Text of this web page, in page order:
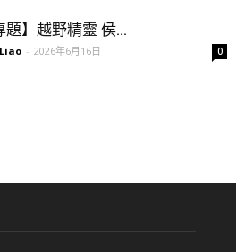
題】越野精靈 侯...
- 2026年6月16日 0